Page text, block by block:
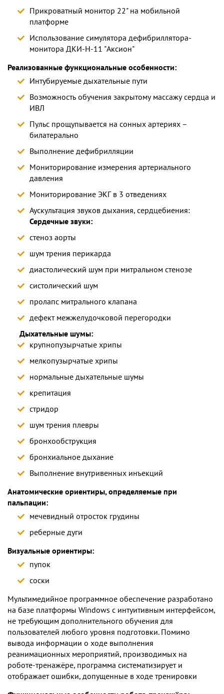
Прикроватный монитор 22" на мобильной
платформе
Использование симулятора дефибриллятора-
монитора ДКИ-Н-11 "Аксион"
Реализованные функциональные особенности:
Интубируемые дыхательные пути
Возможность обучения закрытому массажу сердца и
ИВЛ
Пульс прощупывается на сонных артериях –
билатерально
Выполнение дефибрилляции
Мониторирование измерения артериального
давления
Мониторирование ЭКГ в 3 отведениях
Аускультация звуков дыхания, сердцебиения:
Сердечные звуки:
стеноз аорты
шум трения перикарда
диастолический шум при митральном стенозе
систолический шум
пролапс митрального клапана
дефект межжелудочковой перегородки
Дыхательные шумы:
крупнопузырчатые хрипы
мелкопузырчатые хрипы
нормальные дыхательные шумы
крепитация
стридор
шум трения плевры
бронхообструкция
бронхиальное дыхание
Выполнение внутривенных инъекций
Анатомические ориентиры, определяемые при
пальпации:
мечевидный отросток грудины
реберные дуги
Визуальные ориентиры:
пупок
соски
Мультимедийное программное обеспечение разработано
на базе платформы Windows с интуитивным интерфейсом,
не требующим дополнительного обучения для
пользователей любого уровня подготовки. Помимо
вывода информации о ходе выполнения
реанимационных мероприятий, производимых на
роботе-тренажёре, программа систематизирует и
отображает ошибки, допущенные в ходе тренировки